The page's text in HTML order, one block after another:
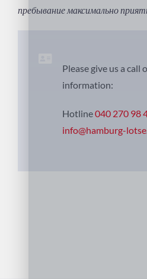
пребывание максимально
Please give us a call
information:
Hotline040 270 98
info@hamburg-